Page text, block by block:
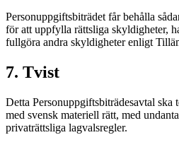
Personuppgiftsbiträdet får behålla
för att uppfylla rättsliga skyldigheter,
fullgöra andra skyldigheter enligt
7. Tvist
Detta Personuppgiftsbiträdesavtal
med svensk materiell rätt, med
privaträttsliga lagvalsregler.